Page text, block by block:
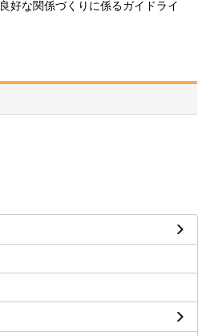
好な関係づくりに係るガイドライ